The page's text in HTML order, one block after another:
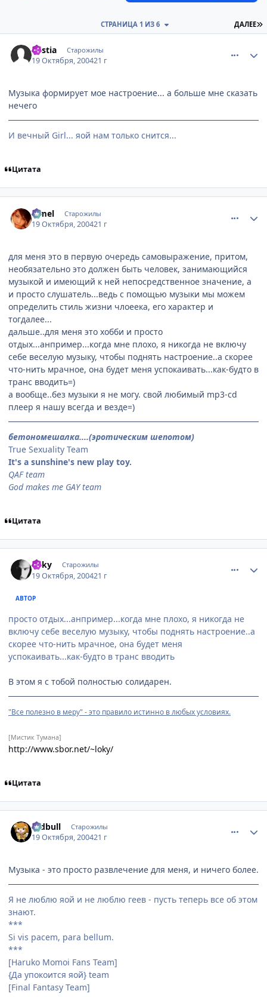
ДАЛЕЕ
СТРАНИЦА 1 ИЗ 6
Bestia Старожилы
19 Октября, 200421 г
Музыка формирует мое настроение... а больше мне сказать
нечего
И вечный Girl... яой нам только снится...
Цитата
Limel Старожилы
19 Октября, 200421 г
для меня это в первую очередь самовыражение, притом,
необязательно это должен быть человек, занимающийся
музыкой и имеющий к ней непосредственное значение, а
и просто слушатель...ведь с помощью музыки мы можем
определить стиль жизни члоеека, его характер и
тогдалее...
дальше..для меня это хобби и просто
отдых...анпример...когда мне плохо, я никогда не включу
себе веселую музыку, чтобы поднять настроение..а скорее
что-нить мрачное, она будет меня успокаивать...как-будто в
транс вводить=)
а вообще..без музыки я не могу. свой любимый mp3-cd
плеер я нашу всегда и везде=)
бетономешалка....(эротическим шепотом)
True Sexuality Team
It's a sunshine's new play toy.
QAF team
God makes me GAY team
Цитата
Loky Старожилы
19 Октября, 200421 г
АВТОР
просто отдых...анпример...когда мне плохо, я никогда не
включу себе веселую музыку, чтобы поднять настроение..а
скорее что-нить мрачное, она будет меня
успокаивать...как-будто в транс вводить
В этом я с тобой полностью солидарен.
"Все полезно в меру" - это правило истинно в любых условиях.
[Мистик Тумана]
http://www.sbor.net/~loky/
Цитата
redbull Старожилы
19 Октября, 200421 г
Музыка - это просто развлечение для меня, и ничего более.
Я не люблю яой и не люблю геев - пусть теперь все об этом
знают.
***
Si vis pacem, para bellum.
***
[Haruko Momoi Fans Team]
{Да упокоится яой} team
[Final Fantasy Team]